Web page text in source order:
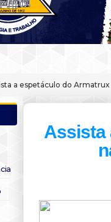
a espetáculo do Armatrux
Assista